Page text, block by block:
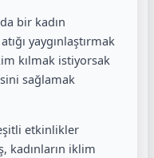
bir kadın
yaygınlaştırmak
kılmak istiyorsak
sağlamak
etkinlikler
kadınların iklim